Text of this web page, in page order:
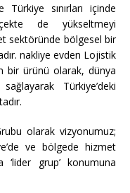
Türkiye sınırları içinde
de yükseltmeyi
sektöründe bölgesel bir
nakliye evden Lojistik
bir ürünü olarak, dünya
Türkiye’deki
olarak vizyonumuz;
ve bölgede hizmet
‘lider grup’ konumuna